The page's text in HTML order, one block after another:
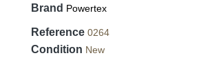
Brand Powertex
Reference 0264
Condition New